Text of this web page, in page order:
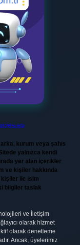
kurum veya şahıs
yalnızca kendi
yer alan içerikler
ve kişiler hakkında
kişiler ile isim
bilgiler taslak
ve İletişim
olarak hizmet
olarak denetleme
Ancak, üyelerimiz